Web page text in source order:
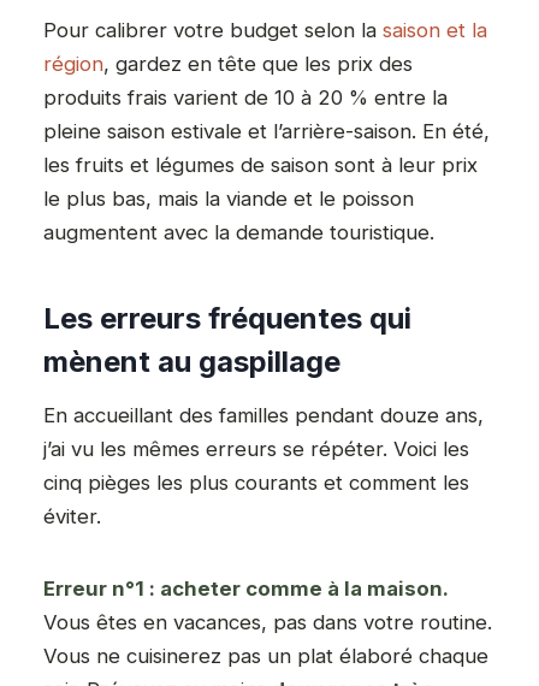
Pour calibrer votre budget selon la saison et la
région, gardez en tête que les prix des
produits frais varient de 10 à 20 % entre la
pleine saison estivale et l’arrière-saison. En été,
les fruits et légumes de saison sont à leur prix
le plus bas, mais la viande et le poisson
augmentent avec la demande touristique.
Les erreurs fréquentes qui
mènent au gaspillage
En accueillant des familles pendant douze ans,
j’ai vu les mêmes erreurs se répéter. Voici les
cinq pièges les plus courants et comment les
éviter.
Erreur n°1 : acheter comme à la maison.
Vous êtes en vacances, pas dans votre routine.
Vous ne cuisinerez pas un plat élaboré chaque